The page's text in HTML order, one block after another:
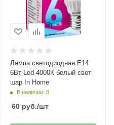
Лампа светодиодная Е14
6Вт Led 4000К белый свет
шар In Home
В наличии: 8
60руб./шт